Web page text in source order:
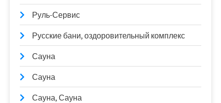
Руль-Сервис
Русские бани, оздоровительный комплекс
Сауна
Сауна
Сауна, Сауна